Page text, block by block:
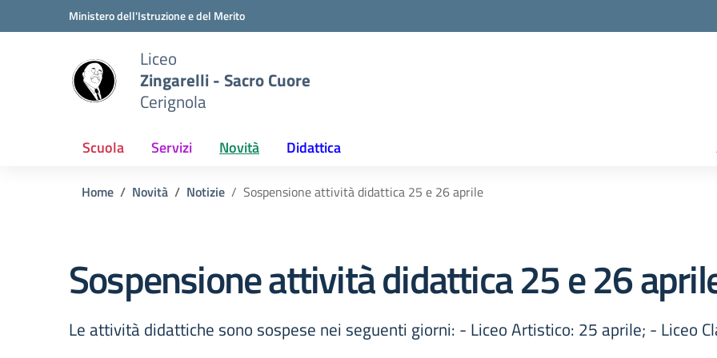
Vai ai contenuti
Vai al menu di navigazioneMinistero dell'Istruzione e del Merito
Liceo
Zingarelli - Sacro Cuore
Cerignola
Scuola Servizi Novità Didattica
Home Novità Notizie Sospensione attività didattica 25 e 26 aprile
Sospensione attività didattica 25 e 26
Le attività didattiche sono sospese nei seguenti giorni: - Liceo Artistico: 25 aprile; - Liceo